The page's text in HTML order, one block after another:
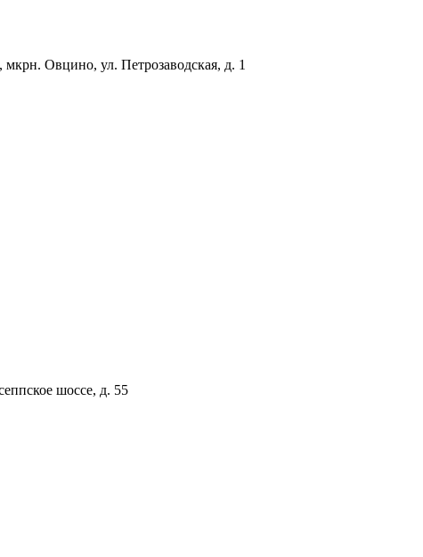
Овцино, ул. Петрозаводская, д. 1
шоссе, д. 55